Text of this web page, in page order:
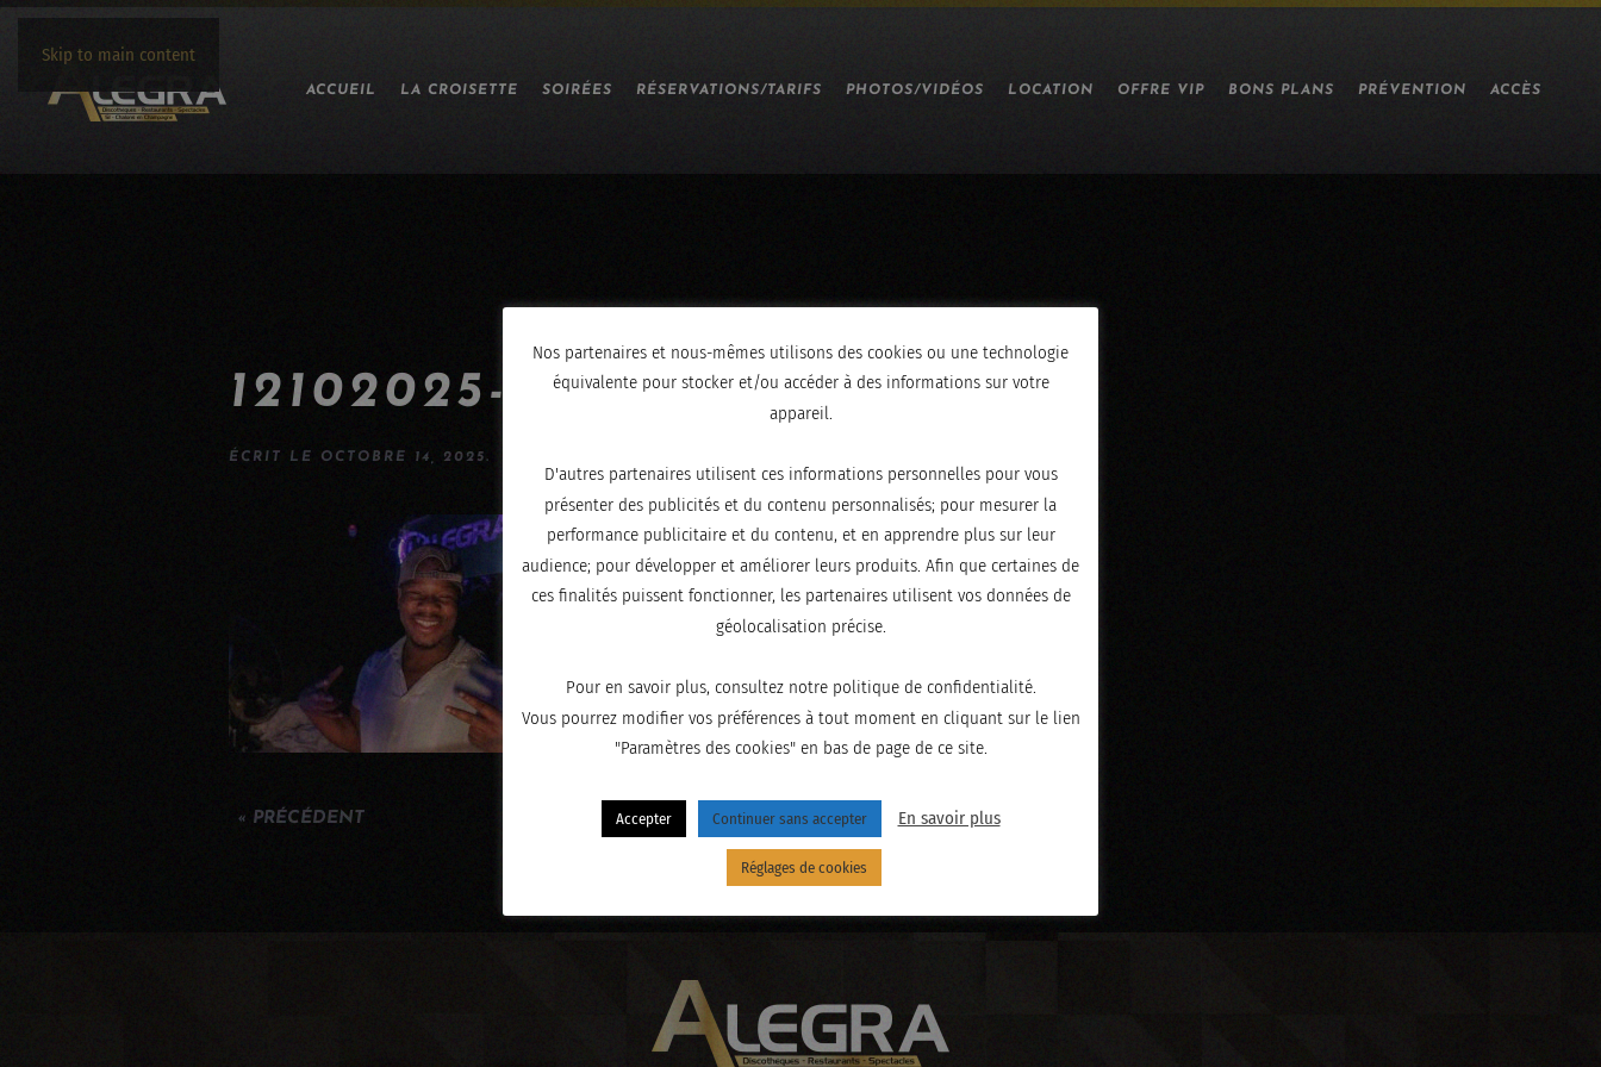
Skip to main content
ACCUEIL LA CROISETTE SOIRÉES RÉSERVATIONS/TARIFS PHOTOS/VIDÉOS LOCATION OFFRE VIP BONS PLANS PRÉVENTION ACCÈS
12102025-007
ÉCRIT LE OCTOBRE 14, 2025.
« PRÉCÉDENT
Nos partenaires et nous-mêmes utilisons des cookies ou une technologie
équivalente pour stocker et/ou accéder à des informations sur votre
appareil.
D'autres partenaires utilisent ces informations personnelles pour vous
présenter des publicités et du contenu personnalisés; pour mesurer la
performance publicitaire et du contenu, et en apprendre plus sur leur
audience; pour développer et améliorer leurs produits. Afin que certaines de
ces finalités puissent fonctionner, les partenaires utilisent vos données de
géolocalisation précise.
Pour en savoir plus, consultez notre politique de confidentialité.
Vous pourrez modifier vos préférences à tout moment en cliquant sur le lien
"Paramètres des cookies" en bas de page de ce site.
Accepter Continuer sans accepter En savoir plus
Réglages de cookies